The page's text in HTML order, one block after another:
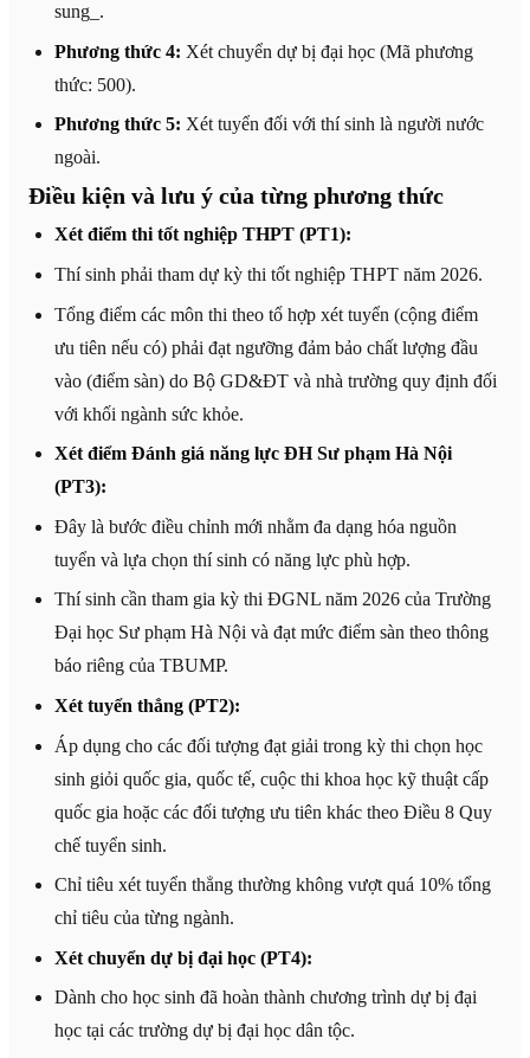
sung_.
Phương thức 4: Xét chuyển dự bị đại học (Mã phương
thức: 500).
Phương thức 5: Xét tuyển đối với thí sinh là người nước
ngoài.
Điều kiện và lưu ý của từng phương thức
Xét điểm thi tốt nghiệp THPT (PT1):
Thí sinh phải tham dự kỳ thi tốt nghiệp THPT năm 2026.
Tổng điểm các môn thi theo tổ hợp xét tuyển (cộng điểm
ưu tiên nếu có) phải đạt ngưỡng đảm bảo chất lượng đầu
vào (điểm sàn) do Bộ GD&ĐT và nhà trường quy định đối
với khối ngành sức khỏe.
Xét điểm Đánh giá năng lực ĐH Sư phạm Hà Nội
(PT3):
Đây là bước điều chỉnh mới nhằm đa dạng hóa nguồn
tuyển và lựa chọn thí sinh có năng lực phù hợp.
Thí sinh cần tham gia kỳ thi ĐGNL năm 2026 của Trường
Đại học Sư phạm Hà Nội và đạt mức điểm sàn theo thông
báo riêng của TBUMP.
Xét tuyển thẳng (PT2):
Áp dụng cho các đối tượng đạt giải trong kỳ thi chọn học
sinh giỏi quốc gia, quốc tế, cuộc thi khoa học kỹ thuật cấp
quốc gia hoặc các đối tượng ưu tiên khác theo Điều 8 Quy
chế tuyển sinh.
Chỉ tiêu xét tuyển thẳng thường không vượt quá 10% tổng
chỉ tiêu của từng ngành.
Xét chuyển dự bị đại học (PT4):
Dành cho học sinh đã hoàn thành chương trình dự bị đại
học tại các trường dự bị đại học dân tộc.